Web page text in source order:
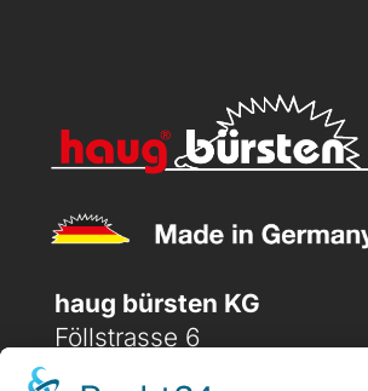
haug bürsten KG
Föllstrasse 6
D-86343 Königsbrunn